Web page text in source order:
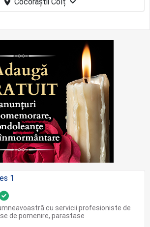
cu servicii profesioniste de
de pomenire, parastase